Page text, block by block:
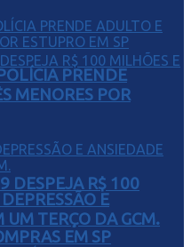
DESPEJA R$ 100
EM SP
PRENDE
MENORES POR
E
UM TERÇO DA GCM.